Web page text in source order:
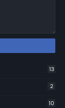
13
2
10